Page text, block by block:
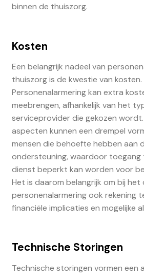
binnen de thuiszorg.
Kosten
Een belangrijk nadeel van
thuiszorg is de kwestie van kosten.
Personenalarmering kan extra
meebrengen, afhankelijk van het
serviceprovider die gekozen
aspecten kunnen een drempel
mensen die behoefte hebben aan
ondersteuning, waardoor
dienst beperkt kan worden voor
Het is daarom belangrijk om bij het
personenalarmering ook rekening
financiële implicaties en mogelijke
Technische Storingen
Technische storingen vormen een